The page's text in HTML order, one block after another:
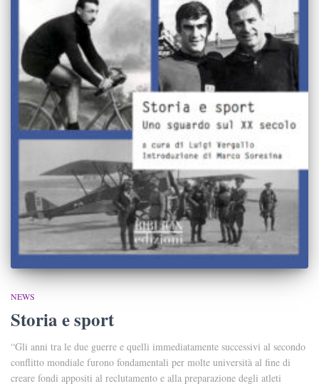
NEWS
Storia e sport
“Gli anni tra le due guerre e quelli immediatamente successivi al secondo
conflitto mondiale furono fondamentali per molte università al fine di
creare fondi appositi al reclutamento e alla preparazione degli atleti